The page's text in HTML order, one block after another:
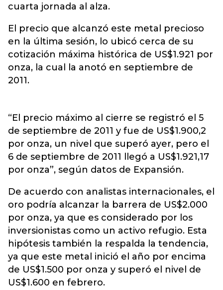
cuarta jornada al alza.
El precio que alcanzó este metal precioso
en la última sesión, lo ubicó cerca de su
cotización máxima histórica de US$1.921 por
onza, la cual la anotó en septiembre de
2011.
“El precio máximo al cierre se registró el 5
de septiembre de 2011 y fue de US$1.900,2
por onza, un nivel que superó ayer, pero el
6 de septiembre de 2011 llegó a US$1.921,17
por onza”, según datos de Expansión.
De acuerdo con analistas internacionales, el
oro podría alcanzar la barrera de US$2.000
por onza, ya que es considerado por los
inversionistas como un activo refugio. Esta
hipótesis también la respalda la tendencia,
ya que este metal inició el año por encima
de US$1.500 por onza y superó el nivel de
US$1.600 en febrero.